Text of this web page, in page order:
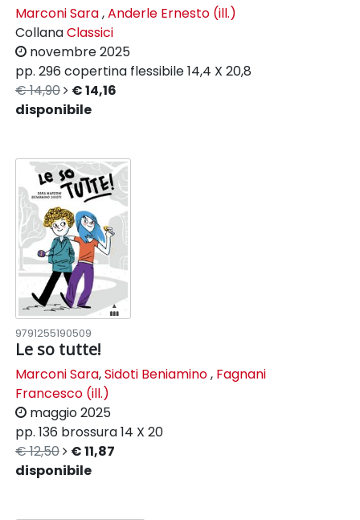
Marconi Sara,Anderle Ernesto (ill.)
CollanaClassici
novembre 2025
pp. 296 copertina flessibile14,4 X 20,8
€ 14,90
€ 14,16
disponibile
9791255190509
Le so tutte!
Marconi Sara,Sidoti Beniamino, Fagnani
Francesco (ill.)
maggio 2025
pp. 136 brossura14 X 20
€ 12,50
€ 11,87
disponibile